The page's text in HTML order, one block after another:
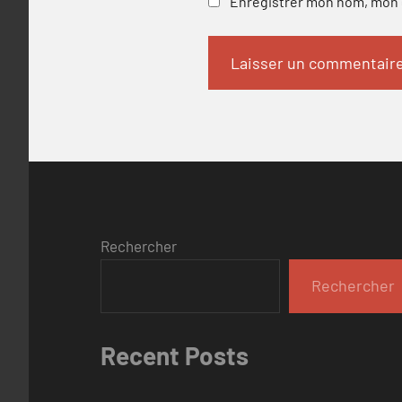
Rechercher
Rechercher
Recent Posts